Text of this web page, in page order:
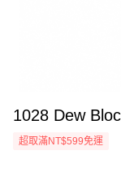
1028 Dew
超取滿NT$599免運